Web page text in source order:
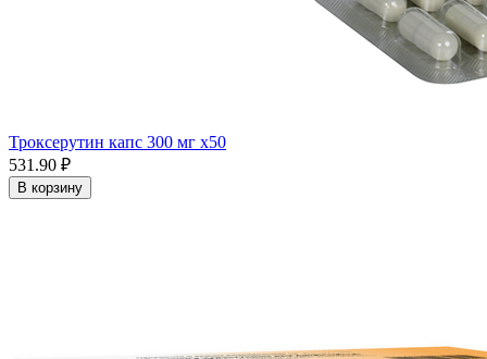
Троксерутин капс 300 мг x50
531.90 ₽
В корзину